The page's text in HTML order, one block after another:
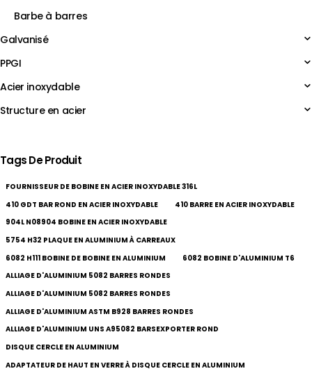
Barbe à barres
Galvanisé
PPGI
Acier inoxydable
Structure en acier
Tags De Produit
FOURNISSEUR DE BOBINE EN ACIER INOXYDABLE 316L
410 GDT BAR ROND EN ACIER INOXYDABLE
410 BARRE EN ACIER INOXYDABLE
904L N08904 BOBINE EN ACIER INOXYDABLE
5754 H32 PLAQUE EN ALUMINIUM À CARREAUX
6082 H111 BOBINE DE BOBINE EN ALUMINIUM
6082 BOBINE D'ALUMINIUM T6
ALLIAGE D'ALUMINIUM 5082 BARRES RONDES
ALLIAGE D'ALUMINIUM 5082 BARRES RONDES
ALLIAGE D'ALUMINIUM ASTM B928 BARRES RONDES
ALLIAGE D'ALUMINIUM UNS A95082 BARSEXPORTER ROND
DISQUE CERCLE EN ALUMINIUM
ADAPTATEUR DE HAUT EN VERRE À DISQUE CERCLE EN ALUMINIUM